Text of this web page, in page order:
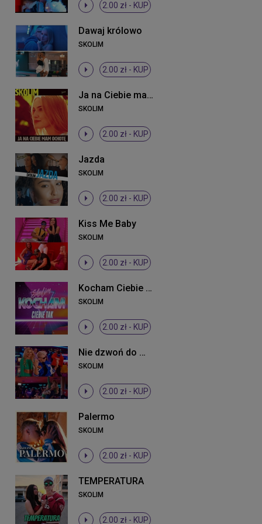
2.00 zł - KUP
Dawaj królowo
SKOLIM
2.00 zł - KUP
Ja na Ciebie mam ochotę
SKOLIM
2.00 zł - KUP
Jazda
SKOLIM
2.00 zł - KUP
Kiss Me Baby
SKOLIM
2.00 zł - KUP
Kocham Ciebie tak
SKOLIM
2.00 zł - KUP
Nie dzwoń do mnie mała
SKOLIM
2.00 zł - KUP
Palermo
SKOLIM
2.00 zł - KUP
TEMPERATURA
SKOLIM
2.00 zł - KUP